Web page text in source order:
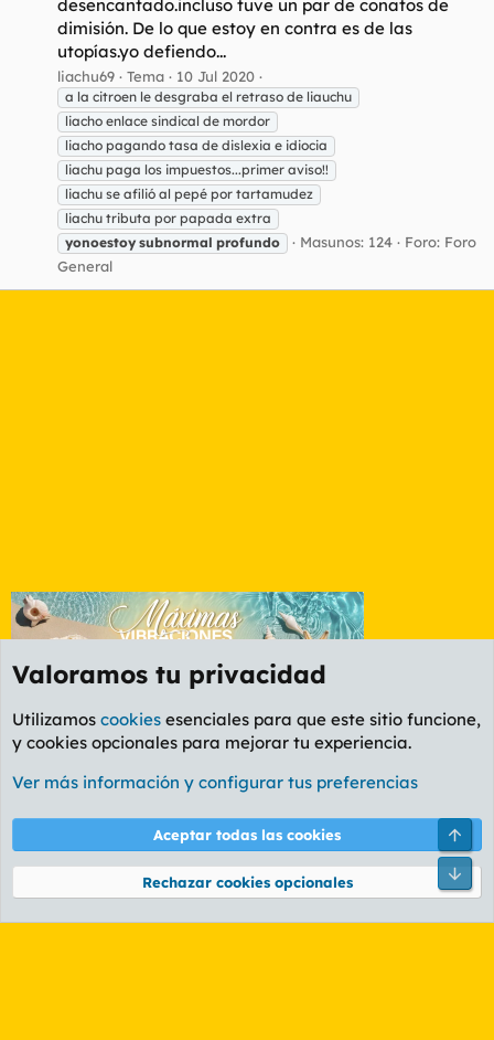
desencantado.incluso tuve un par de conatos de
dimisión. De lo que estoy en contra es de las
utopías.yo defiendo...
liachu69 Tema 10 Jul 2020
a la citroen le desgraba el retraso de liauchu
liacho enlace sindical de mordor
liacho pagando tasa de dislexia e idiocia
liachu paga los impuestos...primer aviso!!
liachu se afilió al pepé por tartamudez
liachu tributa por papada extra
yonoestoy subnormal profundo Masunos: 124 Foro: Foro
General
Etiquetas
Cookies
PL OLDSTYLE AMARILLO
Términos y reglas Política de privacidad Ayuda
Community platform by XenForo® © 2010-2026 XenForo Ltd.
Valoramos tu privacidad
Utilizamos cookies esenciales para que este sitio funcione,
y cookies opcionales para mejorar tu experiencia.
Ver más información y configurar tus preferencias
Aceptar todas las cookies
Rechazar cookies opcionales
Pie